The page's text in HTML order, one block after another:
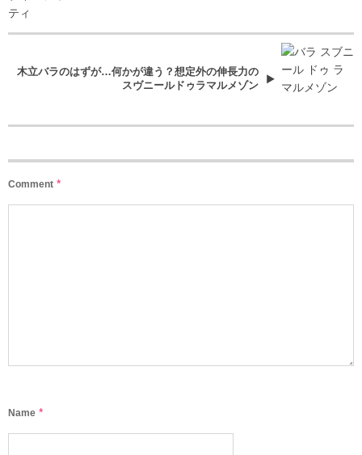
木立バラのはずが…何かが違う？想定外の伸長力の
スヴニールドゥラマルメゾン
Comment *
Name *